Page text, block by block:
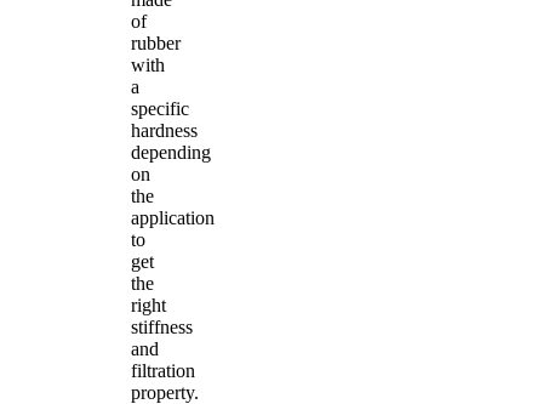
of
rubber
with
a
specific
hardness
depending
on
the
application
to
get
the
right
stiffness
and
filtration
property.